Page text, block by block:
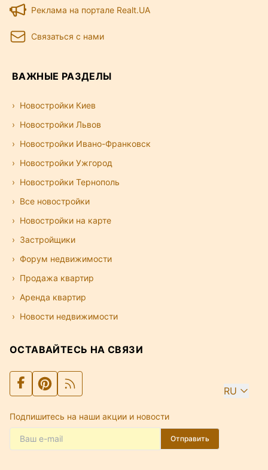
Реклама на портале Realt.UA
Связаться с нами
ВАЖНЫЕ РАЗДЕЛЫ
Новостройки Киев
Новостройки Львов
Новостройки Ивано-Франковск
Новостройки Ужгород
Новостройки Тернополь
Все новостройки
Новостройки на карте
Застройщики
Форум недвижимости
Продажа квартир
Аренда квартир
Новости недвижимости
ОСТАВАЙТЕСЬ НА СВЯЗИ
RU
Подпишитесь на наши акции и новости
Отправить